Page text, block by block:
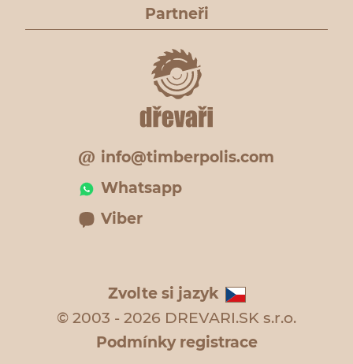
Partneři
info@timberpolis.com
Whatsapp
Viber
Zvolte si jazyk
© 2003 - 2026 DREVARI.SK s.r.o.
Podmínky registrace